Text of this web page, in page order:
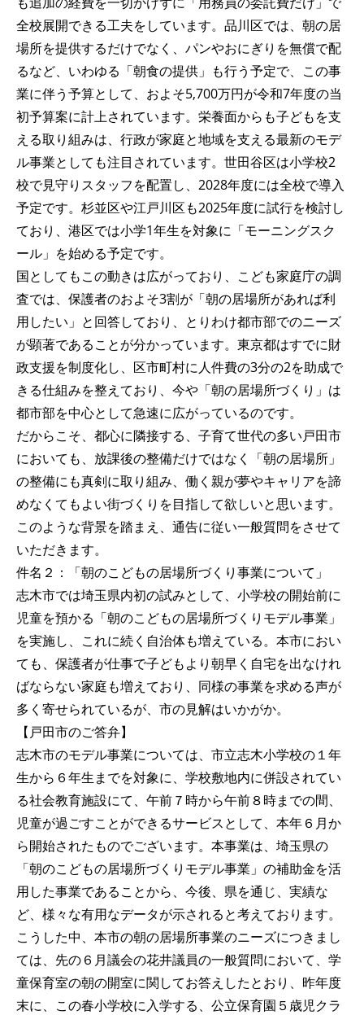
全校展開できる工夫をしています。品川区では、朝の居
場所を提供するだけでなく、パンやおにぎりを無償で配
るなど、いわゆる「朝食の提供」も行う予定で、この事
業に伴う予算として、およそ5,700万円が令和7年度の当
初予算案に計上されています。栄養面からも子どもを支
える取り組みは、行政が家庭と地域を支える最新のモデ
ル事業としても注目されています。世田谷区は小学校2
校で見守りスタッフを配置し、2028年度には全校で導入
予定です。杉並区や江戸川区も2025年度に試行を検討し
ており、港区では小学1年生を対象に「モーニングスク
ール」を始める予定です。
国としてもこの動きは広がっており、こども家庭庁の調
査では、保護者のおよそ3割が「朝の居場所があれば利
用したい」と回答しており、とりわけ都市部でのニーズ
が顕著であることが分かっています。東京都はすでに財
政支援を制度化し、区市町村に人件費の3分の2を助成で
きる仕組みを整えており、今や「朝の居場所づくり」は
都市部を中心として急速に広がっているのです。
だからこそ、都心に隣接する、子育て世代の多い戸田市
においても、放課後の整備だけではなく「朝の居場所」
の整備にも真剣に取り組み、働く親が夢やキャリアを諦
めなくてもよい街づくりを目指して欲しいと思います。
このような背景を踏まえ、通告に従い一般質問をさせて
いただきます。
件名２：「朝のこどもの居場所づくり事業について」
志木市では埼玉県内初の試みとして、小学校の開始前に
児童を預かる「朝のこどもの居場所づくりモデル事業」
を実施し、これに続く自治体も増えている。本市におい
ても、保護者が仕事で子どもより朝早く自宅を出なけれ
ばならない家庭も増えており、同様の事業を求める声が
多く寄せられているが、市の見解はいかがか。
【戸田市のご答弁】
志木市のモデル事業については、市立志木小学校の１年
生から６年生までを対象に、学校敷地内に併設されてい
る社会教育施設にて、午前７時から午前８時までの間、
児童が過ごすことができるサービスとして、本年６月か
ら開始されたものでございます。本事業は、埼玉県の
「朝のこどもの居場所づくりモデル事業」の補助金を活
用した事業であることから、今後、県を通じ、実績な
ど、様々な有用なデータが示されると考えております。
こうした中、本市の朝の居場所事業のニーズにつきまし
ては、先の６月議会の花井議員の一般質問において、学
童保育室の朝の開室に関してお答えしたとおり、昨年度
末に、この春小学校に入学する、公立保育園５歳児クラ